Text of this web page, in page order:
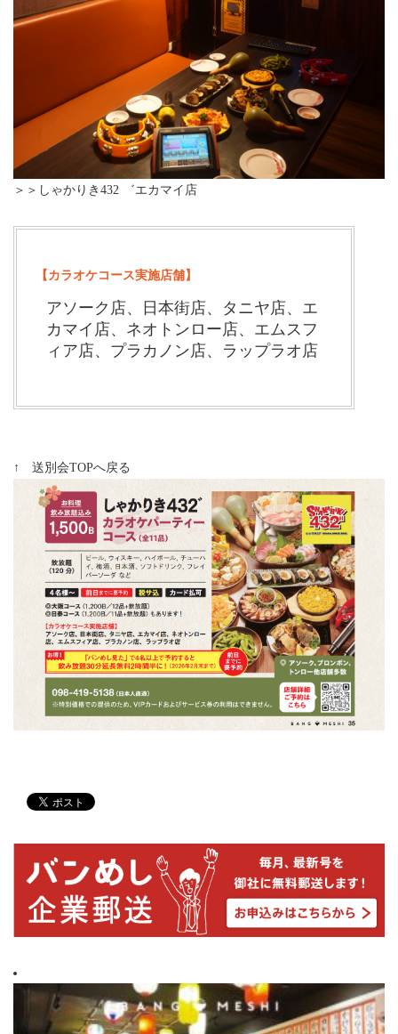
＞＞しゃかりき432 ゛エカマイ店
【カラオケコース実施店舗】
アソーク店、日本街店、タニヤ店、エ
カマイ店、ネオトンロー店、エムスフ
ィア店、プラカノン店、ラップラオ店
↑ 送別会TOPへ戻る